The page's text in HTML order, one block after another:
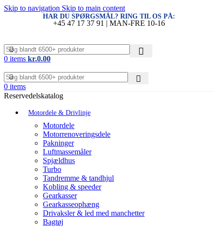
Skip to navigation Skip to main content
HAR DU SPØRGSMÅL? RING TIL OS PÅ:
+45 47 17 37 91 | MAN-FRE 10-16
0 items kr.0.00
0 items
Reservedelskatalog
Motordele & Drivlinje
Motordele
Motorrenoveringsdele
Pakninger
Luftmassemåler
Spjældhus
Turbo
Tandremme & tandhjul
Kobling & speeder
Gearkasser
Gearkasseophæng
Drivaksler & led med manchetter
Bagtøj